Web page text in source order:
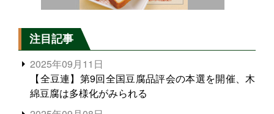
注目記事
2025年09月11日
【全豆連】第9回全国豆腐品評会の本選を開催、木
綿豆腐は多様化がみられる